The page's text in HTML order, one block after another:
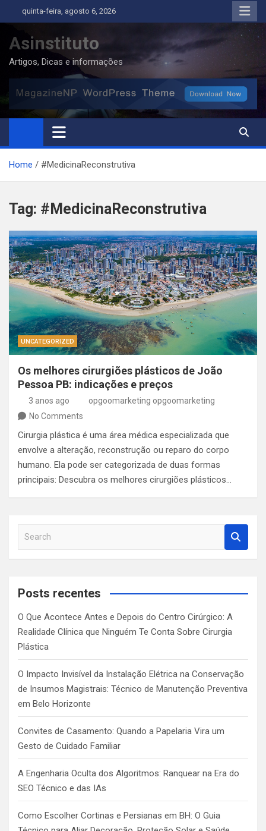
to
content
quinta-feira, agosto 6, 2026
Asinstituto
Artigos, Dicas e informações
Home #MedicinaReconstrutiva
Tag: #MedicinaReconstrutiva
UNCATEGORIZED
Os melhores cirurgiões plásticos de João
Pessoa PB: indicações e preços
3 anos ago
opgoomarketing opgoomarketing
No Comments
Cirurgia plástica é uma área médica especializada que
envolve a alteração, reconstrução ou reparo do corpo
humano. Ela pode ser categorizada de duas formas
principais: Descubra os melhores cirurgiões plásticos…
a
c
Posts recentes
O Que Acontece Antes e Depois do Centro Cirúrgico: A
Realidade Clínica que Ninguém Te Conta Sobre Cirurgia
Plástica
O Impacto Invisível da Instalação Elétrica na Conservação
de Insumos Magistrais: Técnico de Manutenção Preventiva
em Belo Horizonte
Convites de Casamento: Quando a Papelaria Vira um
Gesto de Cuidado Familiar
A Engenharia Oculta dos Algoritmos: Ranquear na Era do
SEO Técnico e das IAs
Como Escolher Cortinas e Persianas em BH: O Guia